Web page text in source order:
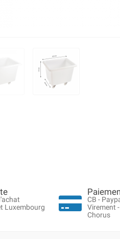
Luxembourg
CB -
Virement
Chorus